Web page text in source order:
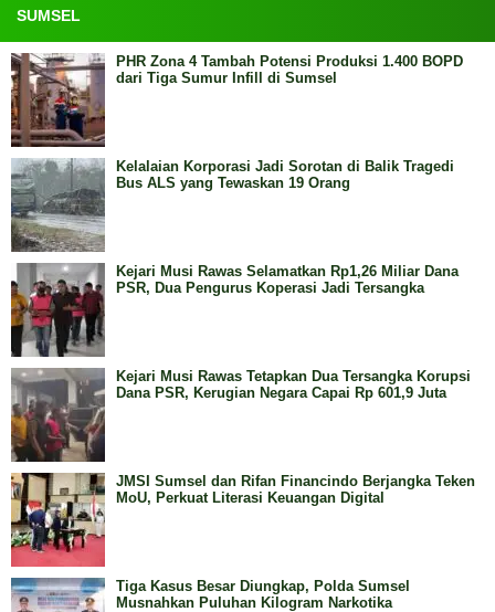
SUMSEL
PHR Zona 4 Tambah Potensi Produksi 1.400 BOPD
dari Tiga Sumur Infill di Sumsel
Kelalaian Korporasi Jadi Sorotan di Balik Tragedi
Bus ALS yang Tewaskan 19 Orang
Kejari Musi Rawas Selamatkan Rp1,26 Miliar Dana
PSR, Dua Pengurus Koperasi Jadi Tersangka
Kejari Musi Rawas Tetapkan Dua Tersangka Korupsi
Dana PSR, Kerugian Negara Capai Rp 601,9 Juta
JMSI Sumsel dan Rifan Financindo Berjangka Teken
MoU, Perkuat Literasi Keuangan Digital
Tiga Kasus Besar Diungkap, Polda Sumsel
Musnahkan Puluhan Kilogram Narkotika